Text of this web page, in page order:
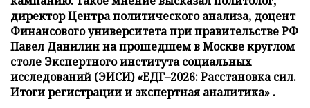
директор Центра политического анализа, доцент
Финансового университета при правительстве РФ
Павел Данилин на прошедшем в Москве круглом
столе Экспертного института социальных
исследований (ЭИСИ) «ЕДГ–2026: Расстановка сил.
Итоги регистрации и экспертная аналитика» .